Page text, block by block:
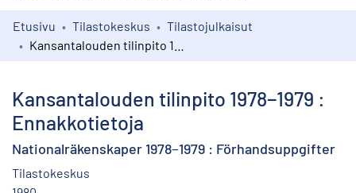
Kokoelmat
Etusivu Tilastokeskus
Tilastojulkaisut
Kansantalouden tilinpito 1978−1979 :
Ennakkotietoja
Nationalräkenskaper 1978−1979 : Förhandsuppgifter
Tilastokeskus